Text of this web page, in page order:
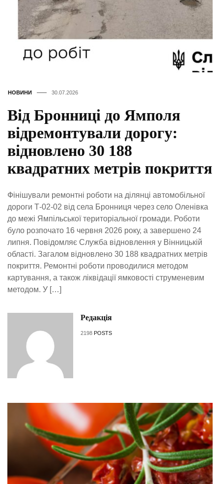
НОВИНИ 30.07.2026
Від Бронниці до Ямполя
відремонтували дорогу:
відновлено 30 188
квадратних метрів покриття
Фінішували ремонтні роботи на ділянці автомобільної
дороги Т-02-02 від села Бронниця через село Оленівка
до межі Ямпільської територіальної громади. Роботи
було розпочато 16 червня 2026 року, а завершено 24
липня. Повідомляє Служба відновлення у Вінницькій
області. Загалом відновлено 30 188 квадратних метрів
покриття. Ремонтні роботи проводилися методом
картування, а також ліквідації ямковості струменевим
методом. У […]
Редакція
2198 POSTS